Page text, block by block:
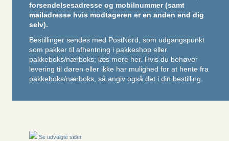
forsendelsesadresse og mobilnummer (samt
mailadresse hvis modtageren er en anden end dig
selv).
Bestillinger sendes med PostNord, som udgangspunkt
som pakker til afhentning i pakkeshop eller
pakkeboks/nærboks; læs mere her. Hvis du behøver
levering til døren eller ikke har mulighed for at hente fra
pakkeboks/nærboks, så angiv også det i din bestilling.
Se udvalgte sider